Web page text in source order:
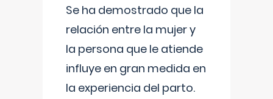
Se ha demostrado que la
relación entre la mujer y
la persona que le atiende
influye en gran medida en
la experiencia del parto.